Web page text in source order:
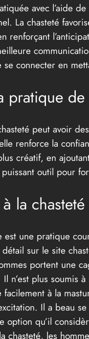
avec l’aide
La chasteté
renforçant
connecter en
pratique
peut avoir
renforce la
créatif, en
outil pour
à la
est une pratique
sur le site
portent une
n’est plus soumis
à la
Il a beau
option qu’il
chasteté, les